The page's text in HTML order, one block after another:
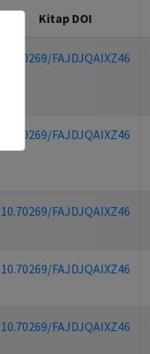
Kitap DOI
10.70269/FAJDJQAIXZ46
10.70269/FAJDJQAIXZ46
10.70269/FAJDJQAIXZ46
10.70269/FAJDJQAIXZ46
10.70269/FAJDJQAIXZ46